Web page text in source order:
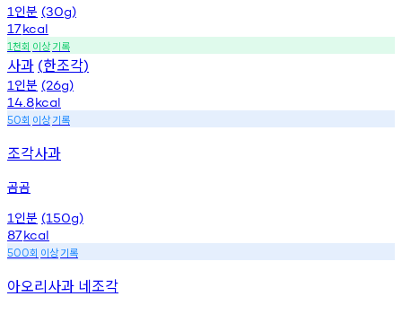
1 인분 (30g)
17kcal
1천회 이상기록
사과 (한조각)
1 인분 (26g)
14.8kcal
50회 이상기록
조각사과
곰곰
1 인분 (150g)
87kcal
500회 이상기록
아오리사과 네조각